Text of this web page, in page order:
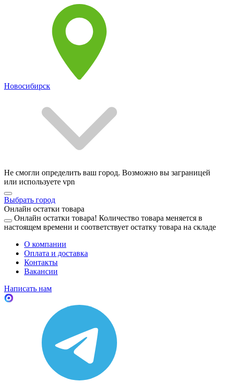
Новосибирск
Не смогли определить ваш город. Возможно вы заграницей
или используете vpn
Выбрать город
Онлайн остатки товара
Онлайн остатки товара! Количество товара меняется в
настоящем времени и соответствует остатку товара на складе
О компании
Оплата и доставка
Контакты
Вакансии
Написать нам